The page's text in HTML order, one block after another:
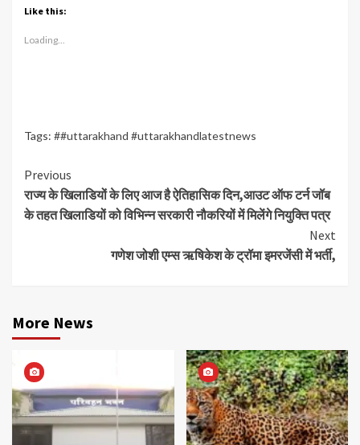
Like this:
Loading...
Tags: ##uttarakhand #uttarakhandlatestnews
Continue
Reading
Previous
राज्य के खिलाडियों के लिए आज है ऐतिहासिक दिन,आउट ऑफ टर्न जॉब
के तहत खिलाडियों को विभिन्न सरकारी नौकरियों में मिलेंगे नियुक्ति पत्र
Next
गणेश जोशी एम्स ऋषिकेश के ट्रॉमा इमरजेंसी में भर्ती,
More News